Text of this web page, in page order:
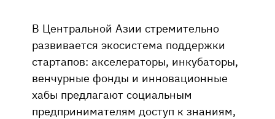
В Центральной Азии стремительно
развивается экосистема поддержки
стартапов: акселераторы, инкубаторы,
венчурные фонды и инновационные
хабы предлагают социальным
предпринимателям доступ к знаниям,